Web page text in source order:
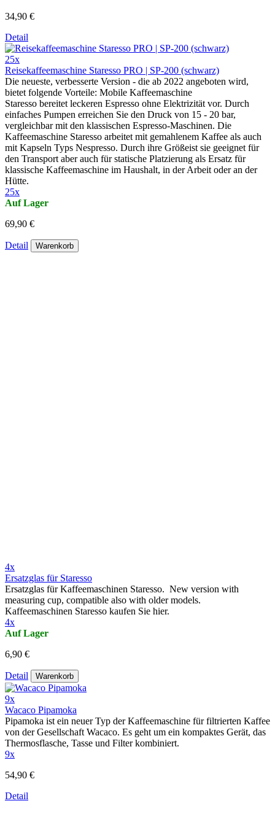
34,90 €
Detail
25x
Reisekaffeemaschine Staresso PRO | SP-200 (schwarz)
Die neueste, verbesserte Version - die ab 2022 angeboten wird,
bietet folgende Vorteile: Mobile Kaffeemaschine
Staresso bereitet leckeren Espresso ohne Elektrizität vor. Durch
einfaches Pumpen erreichen Sie den Druck von 15 - 20 bar,
vergleichbar mit den klassischen Espresso-Maschinen. Die
Kaffeemaschine Staresso arbeitet mit gemahlenem Kaffee als auch
mit Kapseln Typs Nespresso. Durch ihre Größeist sie geeignet für
den Transport aber auch für statische Platzierung als Ersatz für
klassische Kaffeemaschine im Haushalt, in der Arbeit oder an der
Hütte.
25x
Auf Lager
69,90 €
Detail Warenkorb
4x
Ersatzglas für Staresso
Ersatzglas für Kaffeemaschinen Staresso. New version with
measuring cup, compatible also with older models.
Kaffeemaschinen Staresso kaufen Sie hier.
4x
Auf Lager
6,90 €
Detail Warenkorb
9x
Wacaco Pipamoka
Pipamoka ist ein neuer Typ der Kaffeemaschine für filtrierten Kaffee
von der Gesellschaft Wacaco. Es geht um ein kompaktes Gerät, das
Thermosflasche, Tasse und Filter kombiniert.
9x
54,90 €
Detail